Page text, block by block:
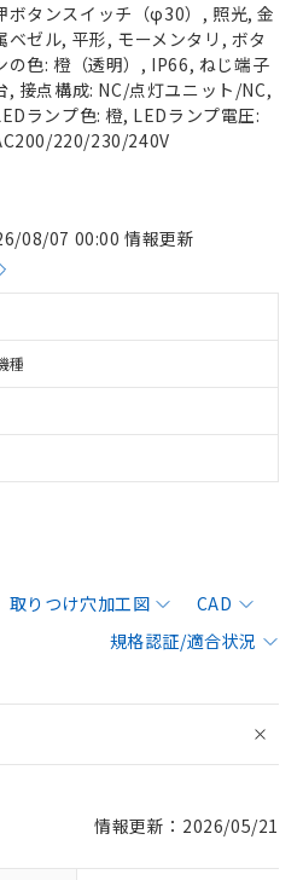
ボタンスイッチ（φ30）, 照光, 金
ベゼル, 平形, モーメンタリ, ボタ
の色: 橙（透明）, IP66, ねじ端子
, 接点構成: NC/点灯ユニット/NC,
ランプ色: 橙, LEDランプ電圧:
220/230/240V
08/07 00:00 情報更新
種
取りつけ穴加工図
CAD
規格認証/適合状況
情報更新：2026/05/21